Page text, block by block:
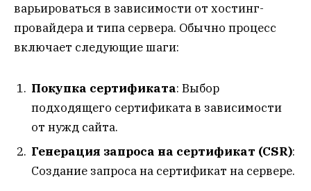
варьироваться в зависимости от хостинг-
провайдера и типа сервера. Обычно процесс
включает следующие шаги:
Покупка сертификата: Выбор
подходящего сертификата в зависимости
от нужд сайта.
Генерация запроса на сертификат (CSR):
Создание запроса на сертификат на сервере.